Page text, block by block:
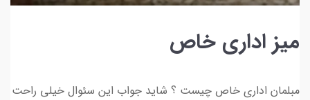
میز اداری خاص
مبلمان اداری خاص چیست ؟ شاید جواب این سئوال خیلی راحت